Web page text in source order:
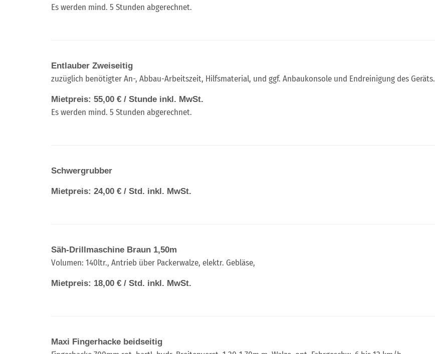
Es werden mind. 5 Stunden abgerechnet.
Entlauber Zweiseitig
zuzüglich benötigter An-, Abbau-Arbeitszeit, Hilfsmaterial, und ggf. Anbaukonsole und Endreinigung des Geräts.
Mietpreis: 55,00 € / Stunde inkl. MwSt.
Es werden mind. 5 Stunden abgerechnet.
Schwergrubber
Mietpreis: 24,00 € / Std. inkl. MwSt.
Säh-Drillmaschine Braun 1,50m
Volumen: 140ltr., Antrieb über Packerwalze, elektr. Gebläse,
Mietpreis: 18,00 € / Std. inkl. MwSt.
Maxi Fingerhacke beidseitig